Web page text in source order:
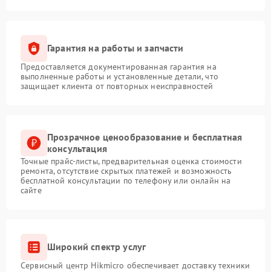
Гарантия на работы и запчасти
Предоставляется документированная гарантия на
выполненные работы и установленные детали, что
защищает клиента от повторных неисправностей
Прозрачное ценообразование и бесплатная
консультация
Точные прайс-листы, предварительная оценка стоимости
ремонта, отсутствие скрытых платежей и возможность
бесплатной консультации по телефону или онлайн на
сайте
Широкий спектр услуг
Сервисный центр Hikmicro обеспечивает доставку техники